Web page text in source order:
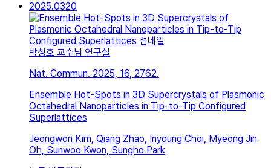
2025.0320
박성호 교수님 연구실
Nat. Commun. 2025, 16, 2762.
Ensemble Hot-Spots in 3D Supercrystals of Plasmonic
Octahedral Nanoparticles in Tip-to-Tip Configured
Superlattices
Jeongwon Kim, Qiang Zhao, Inyoung Choi, Myeong Jin
Oh, Sunwoo Kwon, Sungho Park